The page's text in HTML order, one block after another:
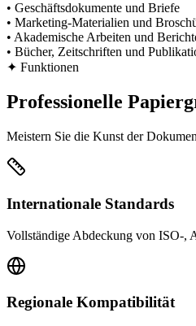
• Geschäftsdokumente und Briefe
• Marketing-Materialien und
• Akademische Arbeiten und
• Bücher, Zeitschriften und
✦ Funktionen
Professionelle
Meistern Sie die Kunst der
Internationale Standards
Vollständige Abdeckung von ISO-,
Regionale Kompatibilität